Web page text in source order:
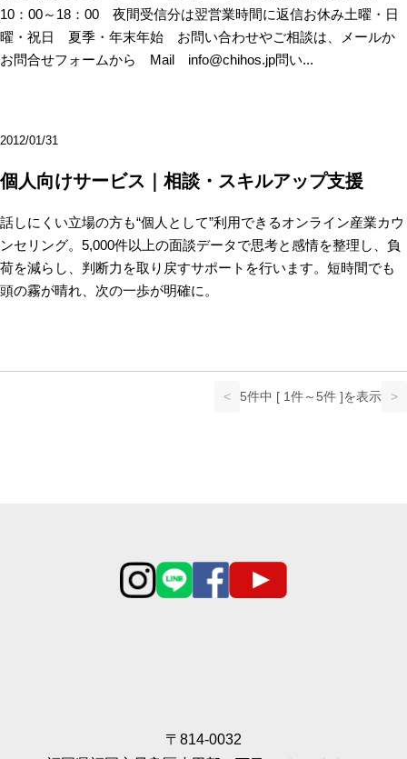
10：00～18：00 夜間受信分は翌営業時間に返信お休み土曜・日
曜・祝日 夏季・年末年始 お問い合わせやご相談は、メールか
お問合せフォームから Mail info@chihos.jp問い...
2012/01/31
個人向けサービス｜相談・スキルアップ支援
話しにくい立場の方も“個人として”利用できるオンライン産業カウ
ンセリング。5,000件以上の面談データで思考と感情を整理し、負
荷を減らし、判断力を取り戻すサポートを行います。短時間でも
頭の霧が晴れ、次の一歩が明確に。
< 5件中 [ 1件～5件 ]を表示 >
〒814-0032